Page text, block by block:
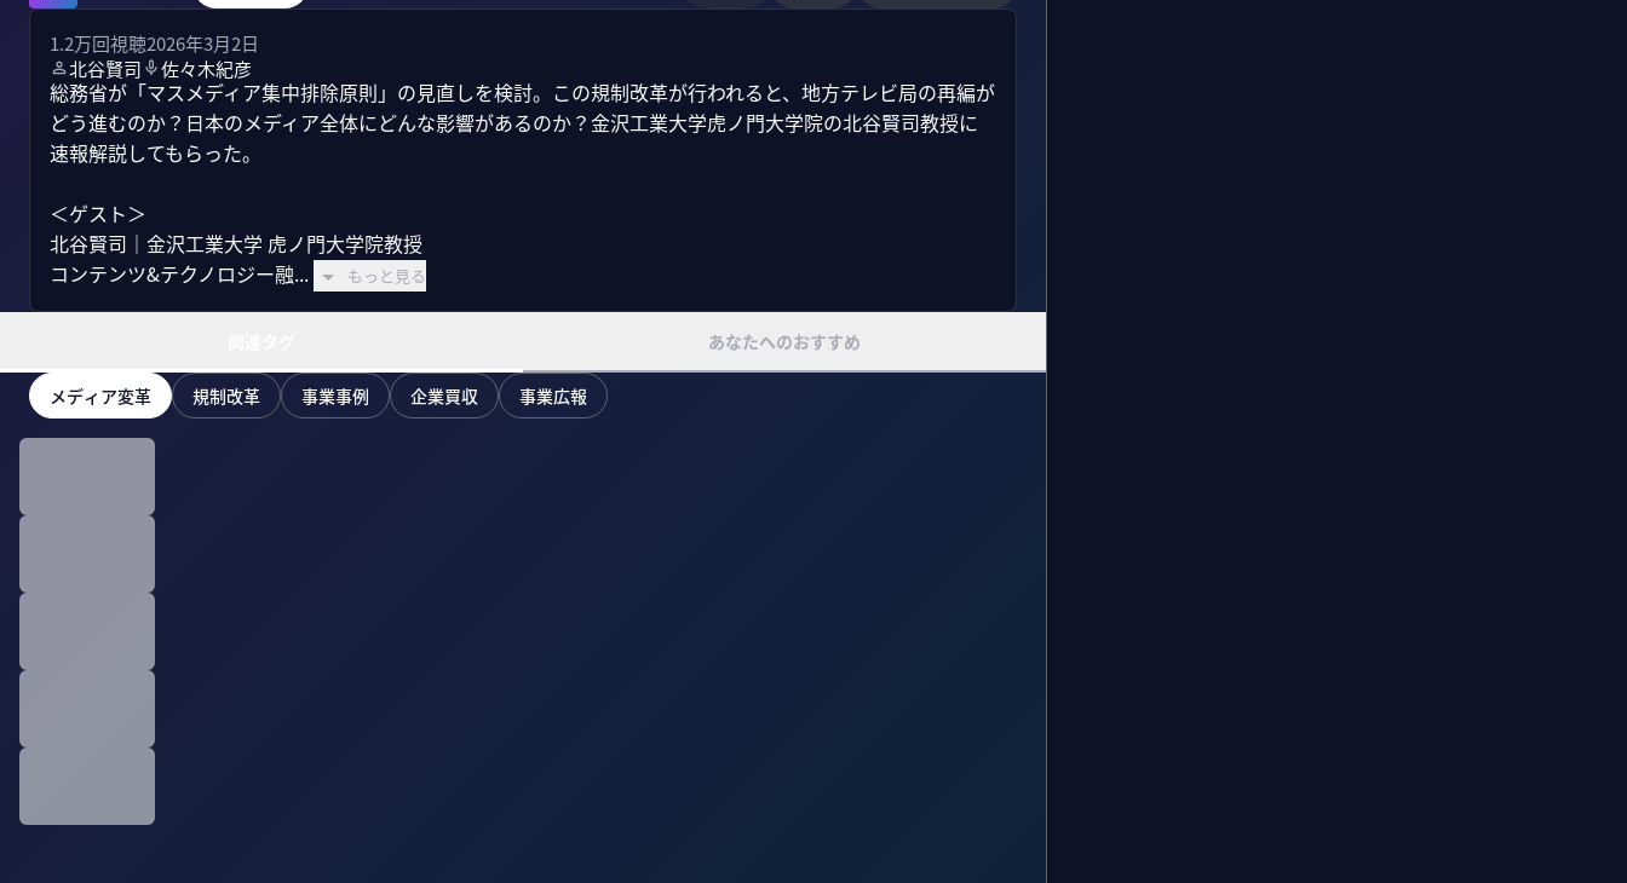
1.2万回視聴2026年3月2日
北谷賢司
佐々木紀彦
総務省が「マスメディア集中排除原則」の見直しを検討。この規制改革が行われると、地方テレビ局の再編が
どう進むのか？日本のメディア全体にどんな影響があるのか？金沢工業大学虎ノ門大学院の北谷賢司教授に
速報解説してもらった。
＜ゲスト＞
北谷賢司｜金沢工業大学 虎ノ門大学院教授
コンテンツ&テクノロジー融...
もっと見る
あなたへのおすすめ
メディア変革 規制改革 事業事例 企業買収 事業広報